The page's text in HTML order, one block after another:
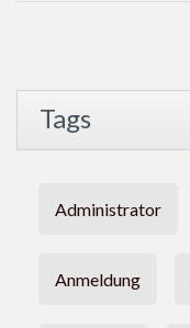
Tags
Administrator
Anmeldung